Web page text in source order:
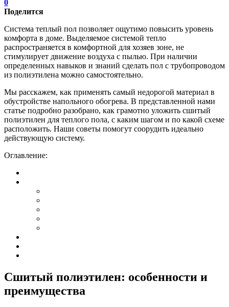
0
Поделится
Система теплый пол позволяет ощутимо повысить уровень
комфорта в доме. Выделяемое системой тепло
распространяется в комфортной для хозяев зоне, не
стимулирует движение воздуха с пылью. При наличии
определенных навыков и знаний сделать пол с трубопроводом
из полиэтилена можно самостоятельно.
Мы расскажем, как применять самый недорогой материал в
обустройстве напольного обогрева. В представленной нами
статье подробно разобрано, как грамотно уложить сшитый
полиэтилен для теплого пола, с каким шагом и по какой схеме
расположить. Наши советы помогут соорудить идеально
действующую систему.
Оглавление:
Сшитый полиэтилен: особенности и
преимущества